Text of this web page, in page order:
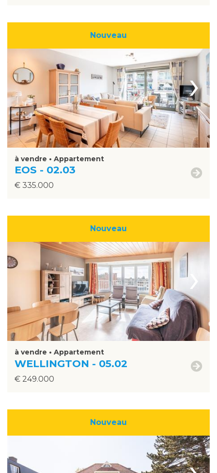
Nouveau
›
à vendre • Appartement
EOS - 02.03
€ 335.000
Nouveau
›
à vendre • Appartement
WELLINGTON - 05.02
€ 249.000
Nouveau